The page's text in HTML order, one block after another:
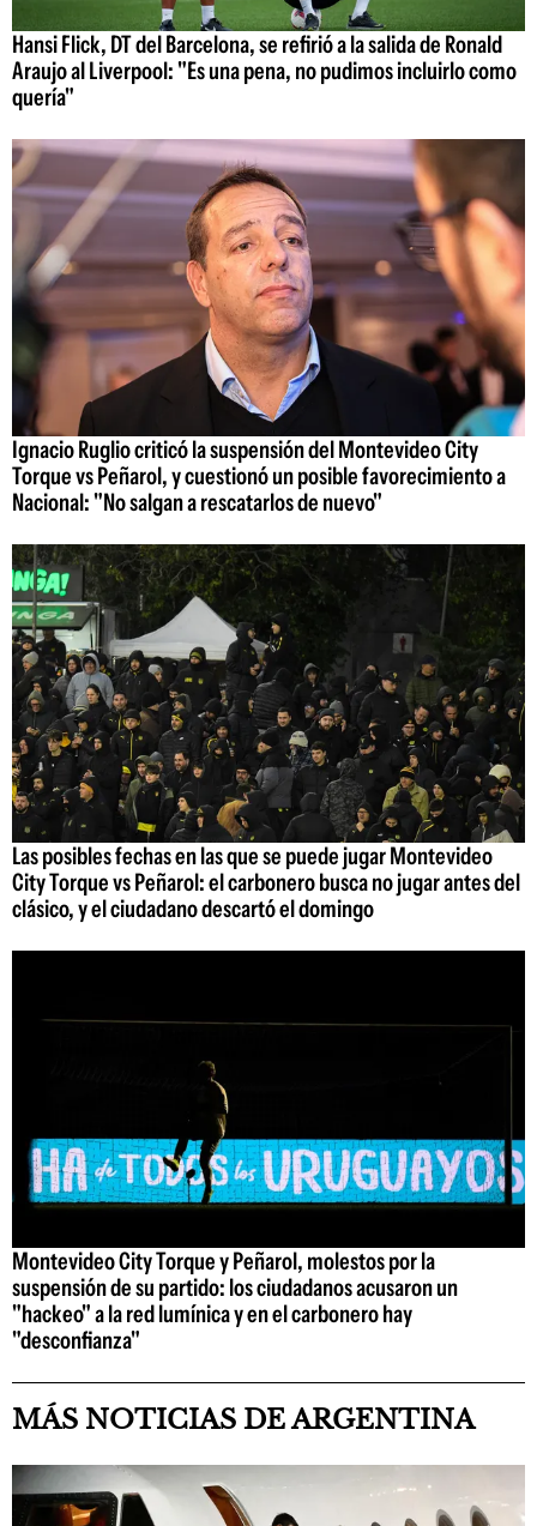
Hansi Flick, DT del Barcelona, se refirió a la salida de Ronald
Araujo al Liverpool: "Es una pena, no pudimos incluirlo como
quería"
Ignacio Ruglio criticó la suspensión del Montevideo City
Torque vs Peñarol, y cuestionó un posible favorecimiento a
Nacional: "No salgan a rescatarlos de nuevo"
Las posibles fechas en las que se puede jugar Montevideo
City Torque vs Peñarol: el carbonero busca no jugar antes del
clásico, y el ciudadano descartó el domingo
Montevideo City Torque y Peñarol, molestos por la
suspensión de su partido: los ciudadanos acusaron un
"hackeo" a la red lumínica y en el carbonero hay
"desconfianza"
MÁS NOTICIAS DE ARGENTINA